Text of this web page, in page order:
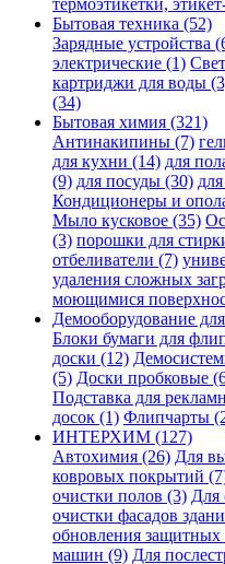
Бытовая техника (52)
Зарядные устройства
электрические (1)
картриджи для воды
(34)
Бытовая химия (321)
Антинакипины (7)
для кухни (14) для
(9) для посуды (30)
Кондиционеры и
Мыло кусковое (35)
(3) порошки для
отбеливатели (7)
удаления сложных
моющимися
Демооборудование
Блоки бумаги для
доски (12)
(5) Доски пробковые
Подставка для
досок (1) Флипчарты
ИНТЕРХИМ (127)
Автохимия (26) Для
ковровых покрытий
очистки полов (3) Для
очистки фасадов
обновления
машин (9) Для